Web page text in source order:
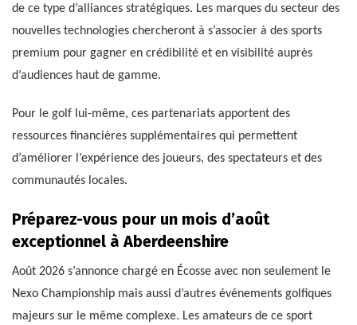
de ce type d’alliances stratégiques. Les marques du secteur des
nouvelles technologies chercheront à s’associer à des sports
premium pour gagner en crédibilité et en visibilité auprès
d’audiences haut de gamme.
Pour le golf lui-même, ces partenariats apportent des
ressources financières supplémentaires qui permettent
d’améliorer l’expérience des joueurs, des spectateurs et des
communautés locales.
Préparez-vous pour un mois d’août
exceptionnel à Aberdeenshire
Août 2026 s’annonce chargé en Écosse avec non seulement le
Nexo Championship mais aussi d’autres événements golfiques
majeurs sur le même complexe. Les amateurs de ce sport